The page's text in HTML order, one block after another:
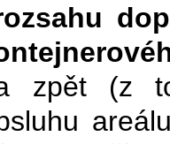
a zpět (z